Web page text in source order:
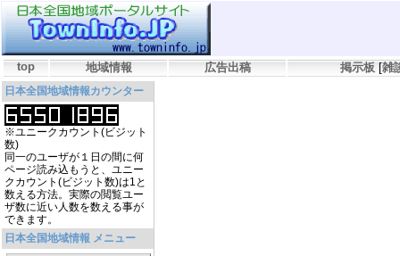
top 地域情報 広告出稿 掲示板 [雑
日本全国地域情報カウンター
※ユニークカウント(ビジット
数)
同一のユーザが１日の間に何
ページ読み込もうと、ユニー
クカウント(ビジット数)は1と
数える方法。実際の閲覧ユー
ザ数に近い人数を数える事が
できます。
日本全国地域情報 メニュー